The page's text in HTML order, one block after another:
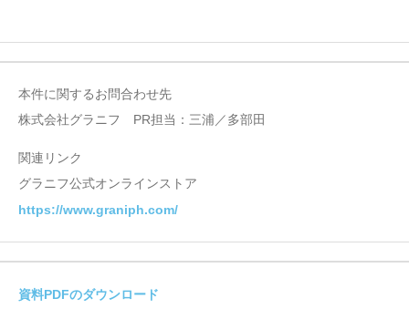
本件に関するお問合わせ先
株式会社グラニフ PR担当：三浦／多部田
関連リンク
グラニフ公式オンラインストア
https://www.graniph.com/
資料PDFのダウンロード